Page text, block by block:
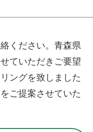
ください。青森県
ていただきご要望
ングを致しました
ご提案させていた